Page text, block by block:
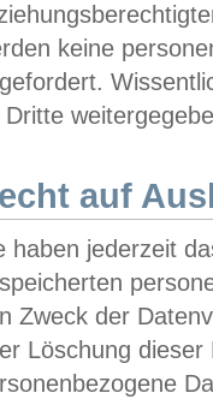
keine
Dritte
auf
haben jederzeit
Zweck der
Löschung